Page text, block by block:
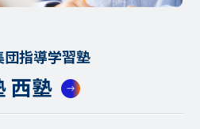
指導学習塾
西塾